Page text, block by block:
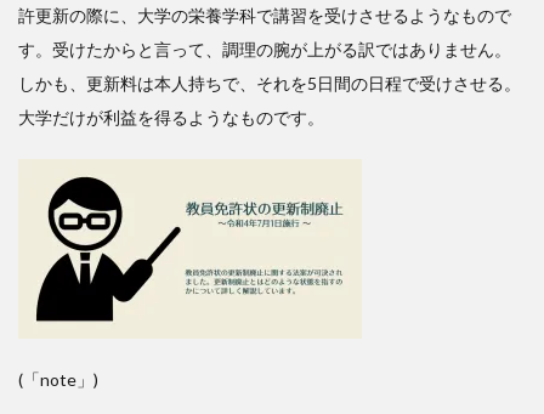
許更新の際に、大学の栄養学科で講習を受けさせるようなもので
す。受けたからと言って、調理の腕が上がる訳ではありません。
しかも、更新料は本人持ちで、それを5日間の日程で受けさせる。
大学だけが利益を得るようなものです。
(「note」)